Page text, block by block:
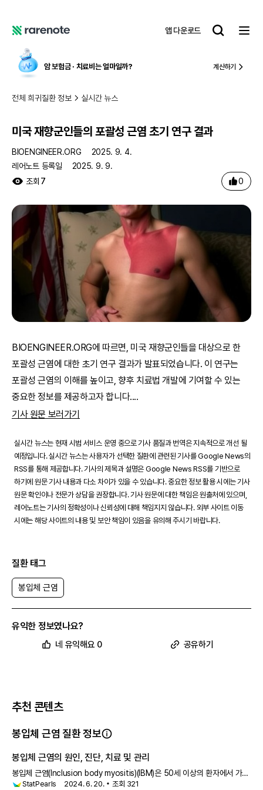
노
앱 다운로드
레
트
암 보험금 ∙ 치료비 는 얼마일까? 계산하기
전체 희귀질환 정보 실시간 뉴스
미국 재향군인들의 포괄성 근염 초기 연구 결과
BIOENGINEER.ORG
2025. 9. 4.
레어노트 등록일
2025. 9. 9.
조회 7 0
BIOENGINEER.ORG에 따르면, 미국 재향군인들을 대상으로 한
포괄성 근염에 대한 초기 연구 결과가 발표되었습니다. 이 연구는
포괄성 근염의 이해를 높이고, 향후 치료법 개발에 기여할 수 있는
중요한 정보를 제공하고자 합니다....
기사 원문 보러가기
실시간 뉴스는 현재 시범 서비스 운영 중으로 기사 품질과 번역은 지속적으로 개선 될
예정입니다. 실시간 뉴스는 사용자가 선택한 질환에 관련된 기사를 Google News의
RSS를 통해 제공합니다. 기사의 제목과 설명은 Google News RSS를 기반으로
하기에 원문 기사 내용과 다소 차이가 있을 수 있습니다. 중요한 정보 활용 시에는 기사
원문 확인이나 전문가 상담을 권장합니다. 기사 원문에 대한 책임은 원출처에 있으며,
레어노트는 기사의 정확성이나 신뢰성에 대해 책임지지 않습니다. 외부 사이트 이동
시에는 해당 사이트의 내용 및 보안 책임이 있음을 유의해 주시기 바랍니다.
질환 태그
봉입체 근염
유익한 정보였나요?
네 유익해요 0 공유하기
추천 콘텐츠
봉입체 근염 질환 정보
봉입체 근염의 원인, 진단, 치료 및 관리
봉입체 근염(Inclusion body myositis)(IBM)은 50세 이상의 환자에서 가장
흔한 자가면역 근병증의
StatPearls 2024. 6. 20. 조회 321